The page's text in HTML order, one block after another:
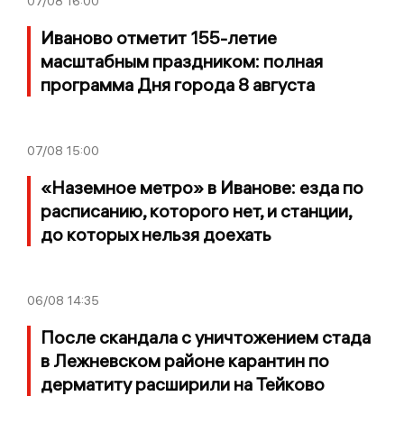
Иваново отметит 155-летие
масштабным праздником: полная
программа Дня города 8 августа
07/08 15:00
«Наземное метро» в Иванове: езда по
расписанию, которого нет, и станции,
до которых нельзя доехать
06/08 14:35
После скандала с уничтожением стада
в Лежневском районе карантин по
дерматиту расширили на Тейково